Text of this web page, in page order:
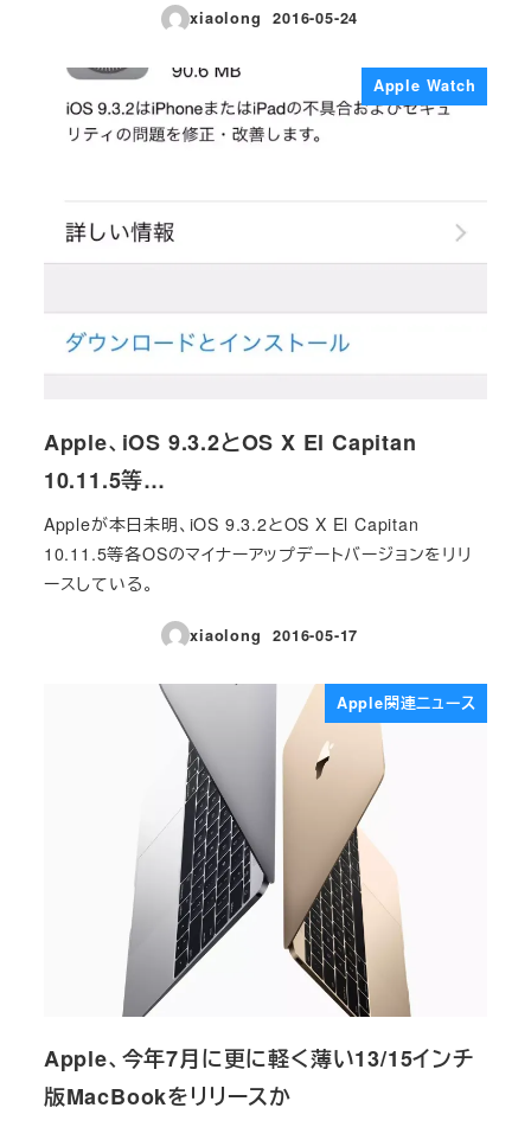
xiaolong
投稿日
2016-05-24
Apple Watch
Apple、iOS 9.3.2とOS X El Capitan
10.11.5等…
Appleが本日未明、iOS 9.3.2とOS X El Capitan
10.11.5等各OSのマイナーアップデートバージョンをリリ
ースしている。
xiaolong
投稿日
2016-05-17
Apple関連ニュース
Apple、今年7月に更に軽く薄い13/15インチ
版MacBookをリリースか